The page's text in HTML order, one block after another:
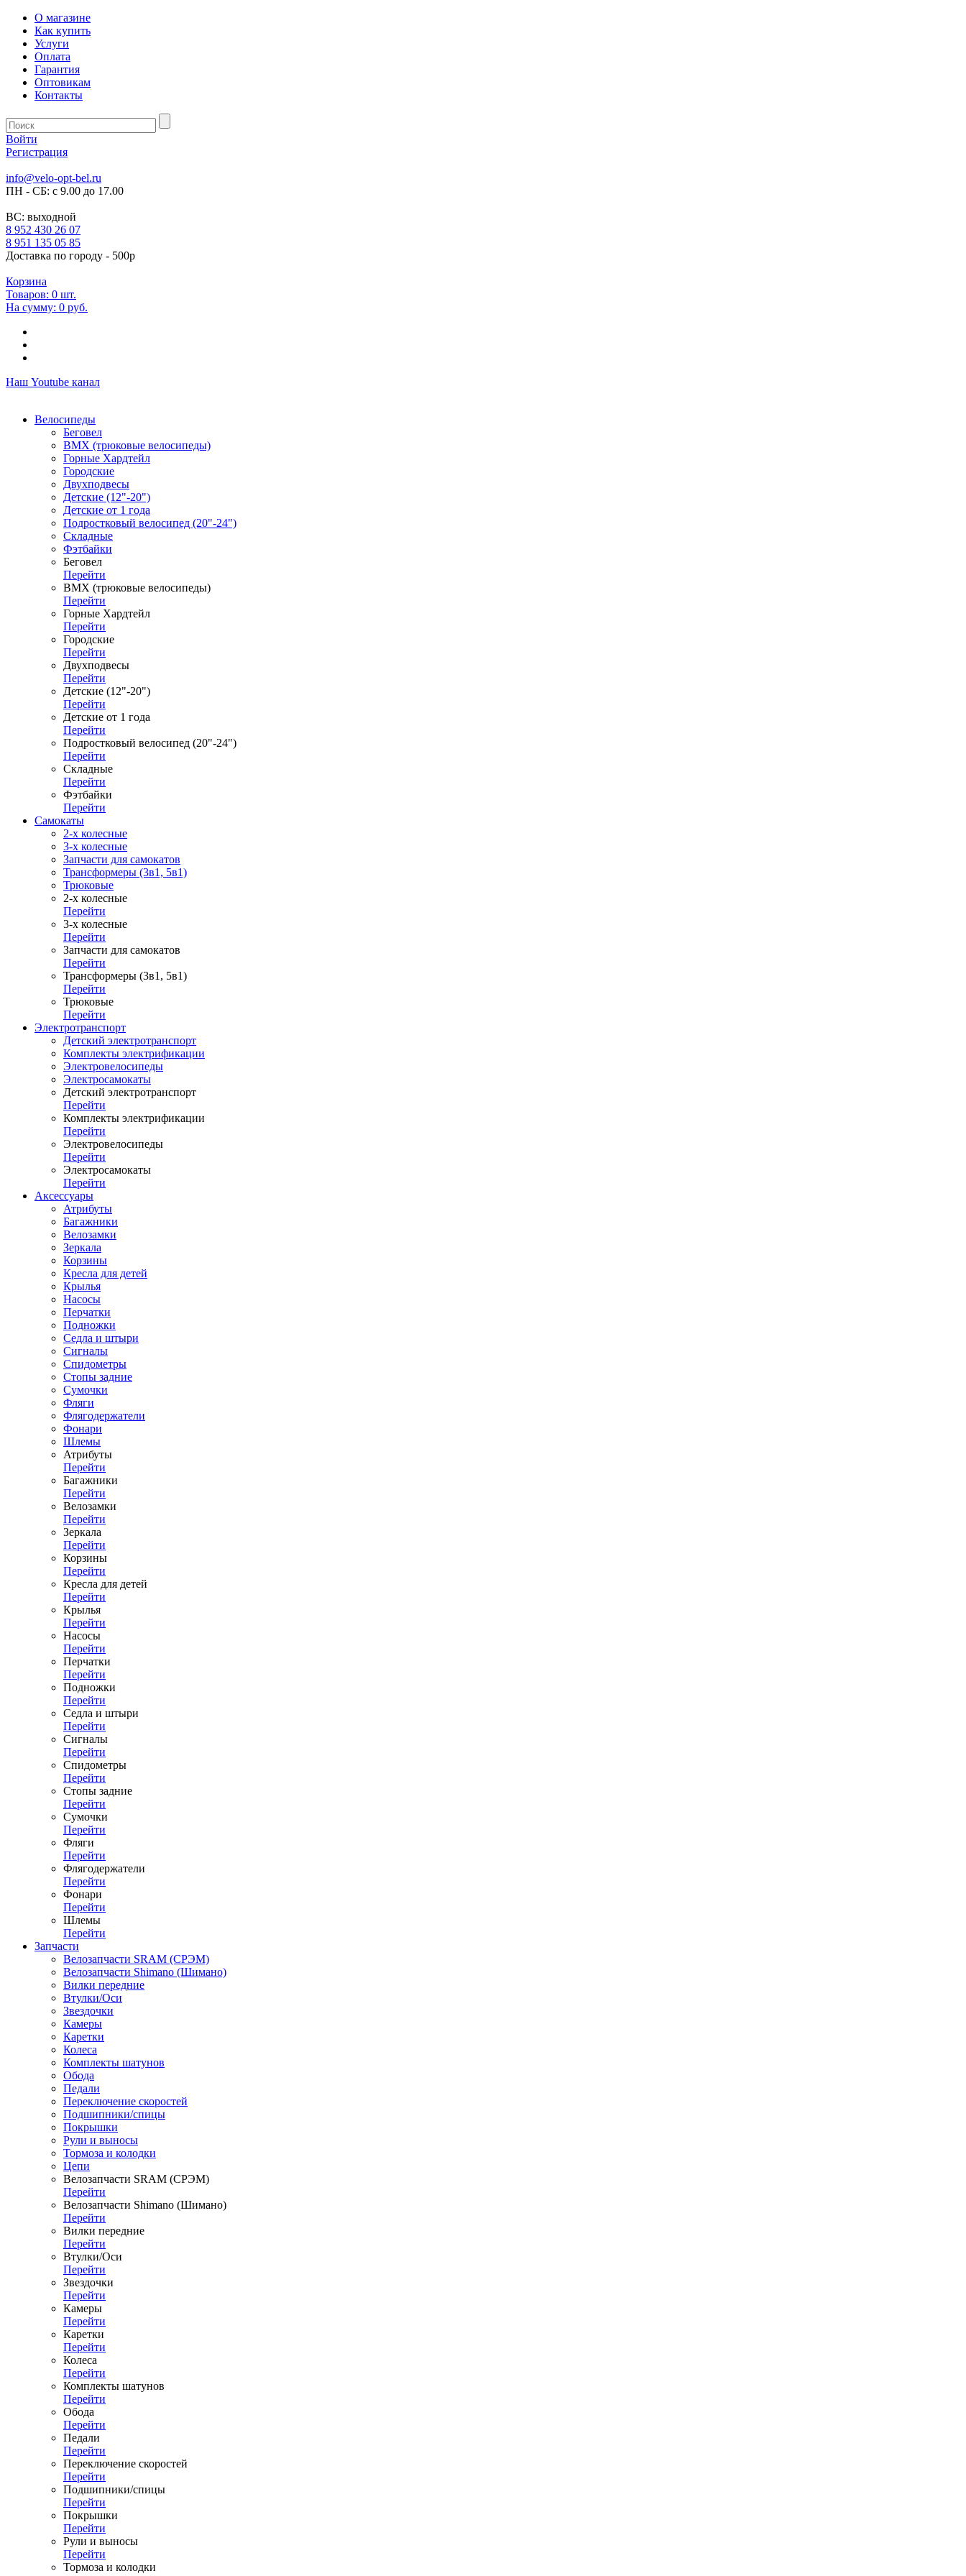
О магазине
Как купить
Услуги
Оплата
Гарантия
Оптовикам
Контакты
Войти
Регистрация
info@velo-opt-bel.ru
ПН - СБ: с 9.00 до 17.00
ВС: выходной
8 952 430 26 07
8 951 135 05 85
Доставка по городу - 500р
Корзина
Товаров: 0 шт.
На сумму: 0 руб.
Наш Youtube канал
Велосипеды
Беговел
ВМХ (трюковые велосипеды)
Горные Хардтейл
Городские
Двухподвесы
Детские (12"-20")
Детские от 1 года
Подростковый велосипед (20"-24")
Складные
Фэтбайки
Беговел
Перейти
ВМХ (трюковые велосипеды)
Перейти
Горные Хардтейл
Перейти
Городские
Перейти
Двухподвесы
Перейти
Детские (12"-20")
Перейти
Детские от 1 года
Перейти
Подростковый велосипед (20"-24")
Перейти
Складные
Перейти
Фэтбайки
Перейти
Самокаты
2-х колесные
3-х колесные
Запчасти для самокатов
Трансформеры (3в1, 5в1)
Трюковые
2-х колесные
Перейти
3-х колесные
Перейти
Запчасти для самокатов
Перейти
Трансформеры (3в1, 5в1)
Перейти
Трюковые
Перейти
Электротранспорт
Детский электротранспорт
Комплекты электрификации
Электровелосипеды
Электросамокаты
Детский электротранспорт
Перейти
Комплекты электрификации
Перейти
Электровелосипеды
Перейти
Электросамокаты
Перейти
Аксессуары
Атрибуты
Багажники
Велозамки
Зеркала
Корзины
Кресла для детей
Крылья
Насосы
Перчатки
Подножки
Седла и штыри
Сигналы
Спидометры
Стопы задние
Сумочки
Фляги
Флягодержатели
Фонари
Шлемы
Атрибуты
Перейти
Багажники
Перейти
Велозамки
Перейти
Зеркала
Перейти
Корзины
Перейти
Кресла для детей
Перейти
Крылья
Перейти
Насосы
Перейти
Перчатки
Перейти
Подножки
Перейти
Седла и штыри
Перейти
Сигналы
Перейти
Спидометры
Перейти
Стопы задние
Перейти
Сумочки
Перейти
Фляги
Перейти
Флягодержатели
Перейти
Фонари
Перейти
Шлемы
Перейти
Запчасти
Велозапчасти SRAM (СРЭМ)
Велозапчасти Shimano (Шимано)
Вилки передние
Втулки/Оси
Звездочки
Камеры
Каретки
Колеса
Комплекты шатунов
Обода
Педали
Переключение скоростей
Подшипники/спицы
Покрышки
Рули и выносы
Тормоза и колодки
Цепи
Велозапчасти SRAM (СРЭМ)
Перейти
Велозапчасти Shimano (Шимано)
Перейти
Вилки передние
Перейти
Втулки/Оси
Перейти
Звездочки
Перейти
Камеры
Перейти
Каретки
Перейти
Колеса
Перейти
Комплекты шатунов
Перейти
Обода
Перейти
Педали
Перейти
Переключение скоростей
Перейти
Подшипники/спицы
Перейти
Покрышки
Перейти
Рули и выносы
Перейти
Тормоза и колодки